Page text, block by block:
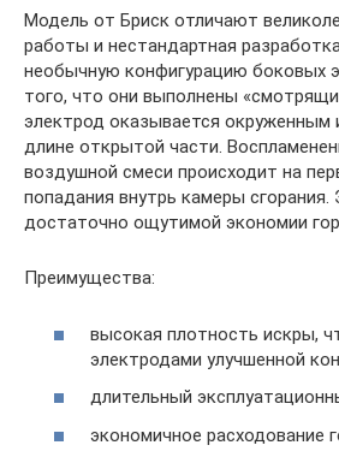
Модель от Бриск отличают
работы и нестандартная
необычную конфигурацию боковых
того, что они выполнены
электрод оказывается окруженным
длине открытой части.
воздушной смеси происходит на
попадания внутрь камеры
достаточно ощутимой экономии
Преимущества:
высокая плотность искры,
электродами улучшенной
длительный
экономичное расходование